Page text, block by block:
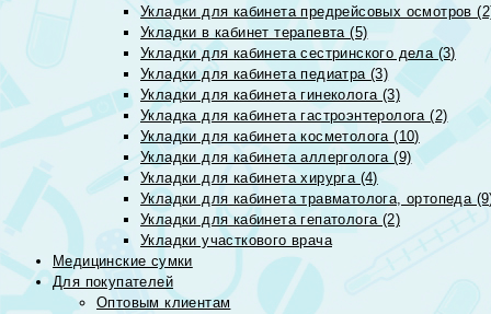
Укладки для кабинета предрейсовых осмотров
Укладки в кабинет терапевта (5)
Укладки для кабинета сестринского дела (3)
Укладки для кабинета педиатра (3)
Укладки для кабинета гинеколога (3)
Укладка для кабинета гастроэнтеролога (2)
Укладки для кабинета косметолога (10)
Укладки для кабинета аллерголога (9)
Укладки для кабинета хирурга (4)
Укладки для кабинета травматолога, ортопеда
Укладки для кабинета гепатолога (2)
Укладки участкового врача
Медицинские сумки
Для покупателей
Оптовым клиентам